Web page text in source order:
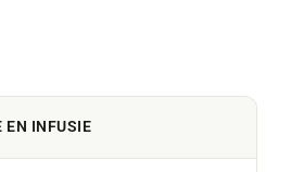
EN INFUSIE